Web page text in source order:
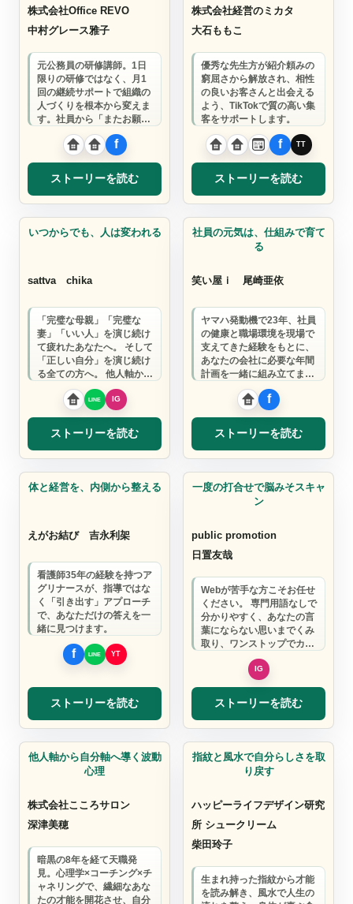
株式会社Office REVO
中村グレース雅子
元公務員の研修講師。1日
限りの研修ではなく、月1
回の継続サポートで組織の
人づくりを根本から変えま
す。社員から「またお願い
したい」と言われる、信頼
関係を大切にした…
ストーリーを読む
株式会社経営のミカタ
大石ももこ
優秀な先生方が紹介頼みの
窮屈さから解放され、相性
の良いお客さんと出会える
よう、TikTokで質の高い集
客をサポートします。
ストーリーを読む
コーチ
いつからでも、人は変われる
sattva chika
「完璧な母親」「完璧な
妻」「いい人」を演じ続け
て疲れたあなたへ。 そして
「正しい自分」を演じ続け
る全ての方へ。 他人軸から
自分軸へと変わった経験を
持つメンタルト…
ストーリーを読む
コンサルタント
社員の元気は、仕組みで育て
る
笑い屋ｉ 尾崎亜依
ヤマハ発動機で23年、社員
の健康と職場環境を現場で
支えてきた経験をもとに、
あなたの会社に必要な年間
計画を一緒に組み立てま
ストーリーを読む
カウンセリング
体と経営を、内側から整える
えがお結び 吉永利架
看護師35年の経験を持つア
グリナースが、指導ではな
く「引き出す」アプローチ
で、あなただけの答えを一
緒に見つけます。
ストーリーを読む
デザイナー
一度の打合せで脳みそスキャ
ン
public promotion
日置友哉
Webが苦手な方こそお任せ
ください。 専門用語なしで
分かりやすく、あなたの言
葉にならない思いまでくみ
取り、ワンストップでカタ
チにします。 創業時のパー
トナーとし…
ストーリーを読む
コンサルタント
他人軸から自分軸へ導く波動
心理
株式会社こころサロン
深津美穂
暗黒の8年を経て天職発
見。心理学×コーチング×チ
ャネリングで、繊細なあな
たの才能を開花させ、自分
コンサルタント
指紋と風水で自分らしさを取
り戻す
ハッピーライフデザイン研究
所 シュークリーム
柴田玲子
生まれ持った指紋から才能
を読み解き、風水で人生の